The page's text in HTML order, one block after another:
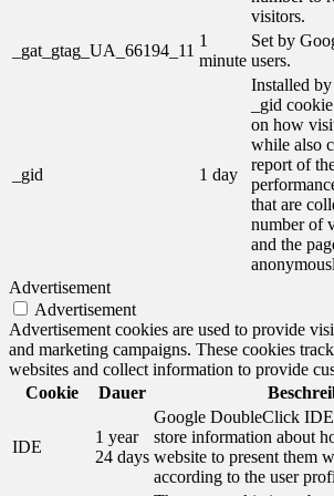
visitors.
_gat_gtag_UA_66194_11
1
minute
Set by
users.
_gid 1 day
Installed
_gid
on how
while also
report of
that are
number of
and the
Advertisement
Advertisement
Advertisement cookies are used to provide
and marketing campaigns. These cookies
websites and collect information to provide
Cookie
Dauer
IDE
1 year
24 days
Google DoubleClick IDE
store information about
website to present them
according to the user